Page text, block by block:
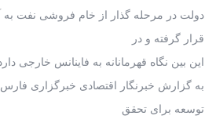
دولت در مرحله گذار از خام فروشی نفت به
قرار گرفته و در
این بین نگاه قهرمانانه به فاینانس خارجی دارد.
به گزارش خبرنگار اقتصادی خبرگزاری
توسعه برای تحقق